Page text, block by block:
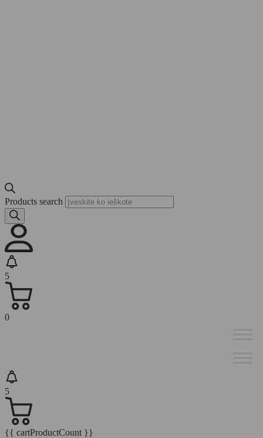
Products search
5
0
5
{{ cartProductCount }}